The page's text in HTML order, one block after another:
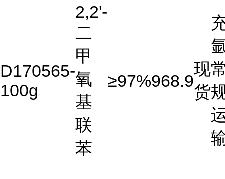
D170565-
100g
2,2'-
二
甲
氧
基
联
苯
≥97%968.9
现
货